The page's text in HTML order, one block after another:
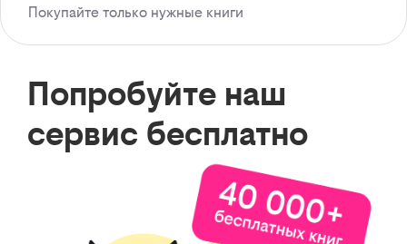
Покупайте только нужные книги
Попробуйте наш
сервис бесплатно